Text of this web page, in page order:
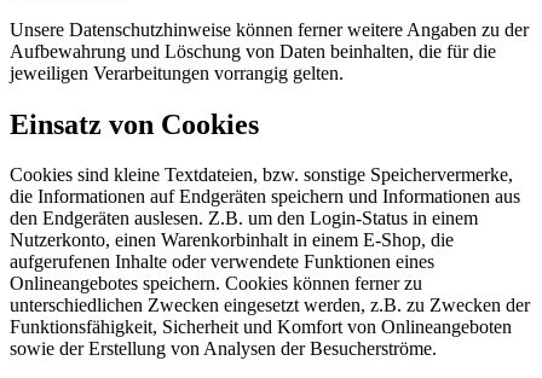
Unsere Datenschutzhinweise können ferner weitere Angaben zu der
Aufbewahrung und Löschung von Daten beinhalten, die für die
jeweiligen Verarbeitungen vorrangig gelten.
Einsatz von Cookies
Cookies sind kleine Textdateien, bzw. sonstige Speichervermerke,
die Informationen auf Endgeräten speichern und Informationen aus
den Endgeräten auslesen. Z.B. um den Login-Status in einem
Nutzerkonto, einen Warenkorbinhalt in einem E-Shop, die
aufgerufenen Inhalte oder verwendete Funktionen eines
Onlineangebotes speichern. Cookies können ferner zu
unterschiedlichen Zwecken eingesetzt werden, z.B. zu Zwecken der
Funktionsfähigkeit, Sicherheit und Komfort von Onlineangeboten
sowie der Erstellung von Analysen der Besucherströme.